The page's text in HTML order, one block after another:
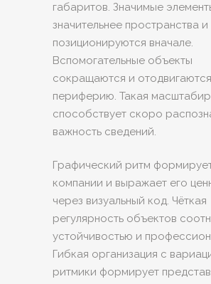
габаритов. Значимые
значительнее пространства и
позиционируются вначале.
Вспомогательные объекты
сокращаются и
периферию. Такая
способствует скоро
важность сведений.
Графический ритм
компании и выражает его
через визуальный код. Чёткая
регулярность объектов
устойчивостью и
Гибкая организация с
ритмики формирует